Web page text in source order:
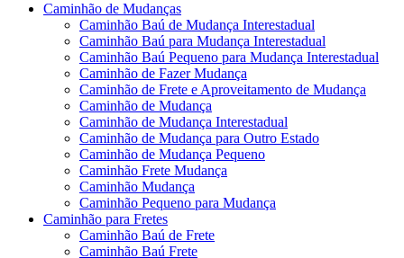
Caminhão de Mudanças
Caminhão Baú de Mudança Interestadual
Caminhão Baú para Mudança Interestadual
Caminhão Baú Pequeno para Mudança Interestadual
Caminhão de Fazer Mudança
Caminhão de Frete e Aproveitamento de Mudança
Caminhão de Mudança
Caminhão de Mudança Interestadual
Caminhão de Mudança para Outro Estado
Caminhão de Mudança Pequeno
Caminhão Frete Mudança
Caminhão Mudança
Caminhão Pequeno para Mudança
Caminhão para Fretes
Caminhão Baú de Frete
Caminhão Baú Frete